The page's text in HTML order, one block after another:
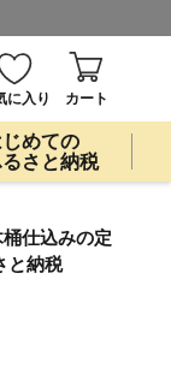
に入り カート
じめての
さと納税
仕込みの定
と納税